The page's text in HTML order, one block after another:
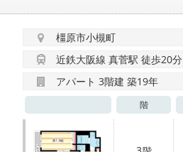
橿原市小槻町
近鉄大阪線 真菅駅 徒歩20分
アパート 3階建 築19年
階